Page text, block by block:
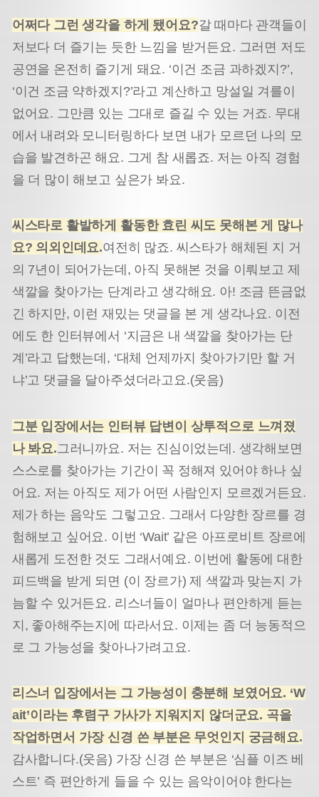
어쩌다 그런 생각을 하게 됐어요?갈 때마다 관객들이
저보다 더 즐기는 듯한 느낌을 받거든요. 그러면 저도
공연을 온전히 즐기게 돼요. ‘이건 조금 과하겠지?’,
‘이건 조금 약하겠지?’라고 계산하고 망설일 겨를이
없어요. 그만큼 있는 그대로 즐길 수 있는 거죠. 무대
에서 내려와 모니터링하다 보면 내가 모르던 나의 모
습을 발견하곤 해요. 그게 참 새롭죠. 저는 아직 경험
을 더 많이 해보고 싶은가 봐요.
씨스타로 활발하게 활동한 효린 씨도 못해본 게 많나
요? 의외인데요.여전히 많죠. 씨스타가 해체된 지 거
의 7년이 되어가는데, 아직 못해본 것을 이뤄보고 제
색깔을 찾아가는 단계라고 생각해요. 아! 조금 뜬금없
긴 하지만, 이런 재밌는 댓글을 본 게 생각나요. 이전
에도 한 인터뷰에서 ‘지금은 내 색깔을 찾아가는 단
계’라고 답했는데, ‘대체 언제까지 찾아가기만 할 거
냐’고 댓글을 달아주셨더라고요.(웃음)
그분 입장에서는 인터뷰 답변이 상투적으로 느껴졌
나 봐요. 그러니까요. 저는 진심이었는데. 생각해보면
스스로를 찾아가는 기간이 꼭 정해져 있어야 하나 싶
어요. 저는 아직도 제가 어떤 사람인지 모르겠거든요.
제가 하는 음악도 그렇고요. 그래서 다양한 장르를 경
험해보고 싶어요. 이번 ‘Wait’ 같은 아프로비트 장르에
새롭게 도전한 것도 그래서예요. 이번에 활동에 대한
피드백을 받게 되면 (이 장르가) 제 색깔과 맞는지 가
늠할 수 있거든요. 리스너들이 얼마나 편안하게 듣는
지, 좋아해주는지에 따라서요. 이제는 좀 더 능동적으
로 그 가능성을 찾아나가려고요.
리스너 입장에서는 그 가능성이 충분해 보였어요. ‘W
ait’이라는 후렴구 가사가 지워지지 않더군요. 곡을
작업하면서 가장 신경 쓴 부분은 무엇인지 궁금해요.
감사합니다.(웃음) 가장 신경 쓴 부분은 ‘심플 이즈 베
스트’ 즉 편안하게 들을 수 있는 음악이어야 한다는